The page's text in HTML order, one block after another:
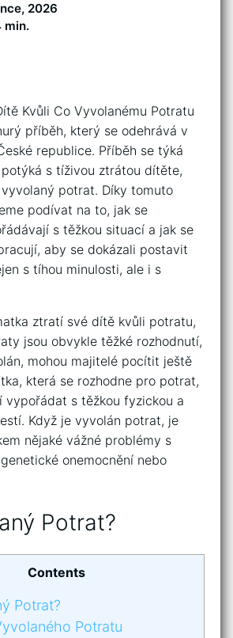
2026
min.
Kvůli Co Vyvolanému Potratu
příběh, který se odehrává v
republice. Příběh se týká
s tíživou ztrátou dítěte,
potrat. Díky tomuto
podívat na to, jak se
s těžkou situací a jak se
aby se dokázali postavit
s tíhou minulosti, ale i s
ztratí své dítě kvůli potratu,
jsou obvykle těžké rozhodnutí,
mohou majitelé pocítit ještě
která se rozhodne pro potrat,
vypořádat s těžkou fyzickou a
Když je vyvolán potrat, je
nějaké vážné problémy s
onemocnění nebo
Potrat?
Contents
Potrat?
Potratu